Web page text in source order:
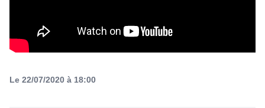
Le 22/07/2020 à 18:00